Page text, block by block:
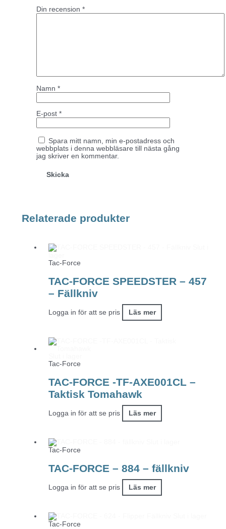
Din recension *
Namn *
E-post *
Spara mitt namn, min e-postadress och
webbplats i denna webbläsare till nästa gång
jag skriver en kommentar.
Relaterade produkter
Tac-Force
TAC-FORCE SPEEDSTER – 457
– Fällkniv
Logga in för att se pris Läs mer
Tac-Force
TAC-FORCE -TF-AXE001CL –
Taktisk Tomahawk
Logga in för att se pris Läs mer
Tac-Force
TAC-FORCE – 884 – fällkniv
Logga in för att se pris Läs mer
Tac-Force